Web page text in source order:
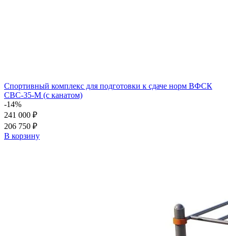
Спортивный комплекс для подготовки к сдаче норм ВФСК
СВС-35-М (с канатом)
-14%
241 000 ₽
206 750 ₽
В корзину